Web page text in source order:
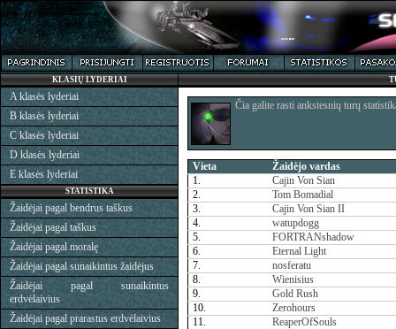
Čia galite rasti ankstesnių turų
Vieta
Žaidėjo vardas
1.
Cajin Von Sian
2.
Tom Bomadial
3.
Cajin Von Sian II
4.
watupdogg
5.
FORTRANshadow
6.
Eternal Light
7.
nosferatu
8.
Wienisius
9.
Gold Rush
10.
Zerohours
11.
ReaperOfSouls
KLASIŲ LYDERIAI
A klasės lyderiai
B klasės lyderiai
C klasės lyderiai
D klasės lyderiai
E klasės lyderiai
STATISTIKA
Žaidėjai pagal bendrus taškus
Žaidėjai pagal taškus
Žaidėjai pagal moralę
Žaidėjai pagal sunaikintus žaidėjus
Žaidėjai pagal sunaikintus
erdvėlaivius
Žaidėjai pagal prarastus erdvėlaivius